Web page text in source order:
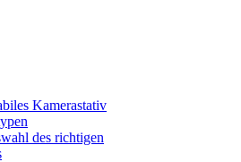
Kamerastativ
des richtigen